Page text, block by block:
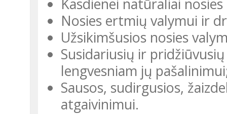
Kasdienei natūraliai
Nosies ertmių valymui ir
Užsikimšusios nosies
Susidariusių ir
lengvesniam jų
Sausos, sudirgusios,
atgaivinimui.